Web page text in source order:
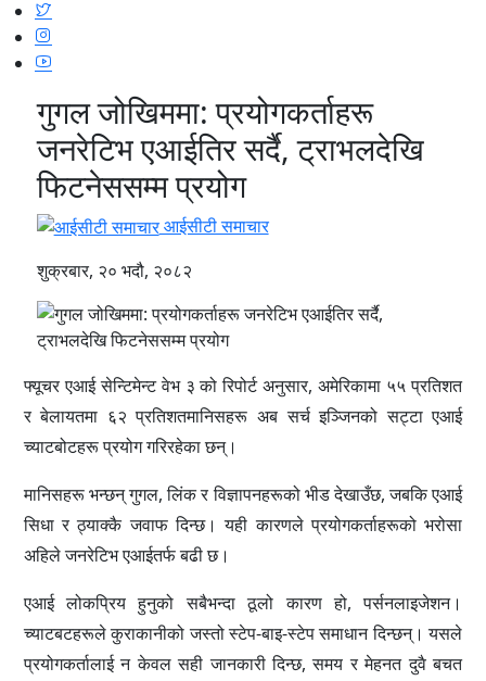
गुगल जोखिममा: प्रयोगकर्ताहरू
जनरेटिभ एआईतिर सर्दै, ट्राभलदेखि
फिटनेससम्म प्रयोग
आईसीटी समाचार
शुक्रबार, २० भदौ, २०८२
फ्यूचर एआई सेन्टिमेन्ट वेभ ३ को रिपोर्ट अनुसार, अमेरिकामा ५५ प्रतिशत
र बेलायतमा ६२ प्रतिशतमानिसहरू अब सर्च इञ्जिनको सट्टा एआई
च्याटबोटहरू प्रयोग गरिरहेका छन्।
मानिसहरू भन्छन् गुगल, लिंक र विज्ञापनहरूको भीड देखाउँछ, जबकि एआई
सिधा र ठ्याक्कै जवाफ दिन्छ। यही कारणले प्रयोगकर्ताहरूको भरोसा
अहिले जनरेटिभ एआईतर्फ बढी छ।
एआई लोकप्रिय हुनुको सबैभन्दा ठूलो कारण हो, पर्सनलाइजेशन।
च्याटबटहरूले कुराकानीको जस्तो स्टेप-बाइ-स्टेप समाधान दिन्छन्। यसले
प्रयोगकर्तालाई न केवल सही जानकारी दिन्छ, समय र मेहनत दुवै बचत